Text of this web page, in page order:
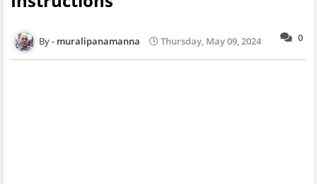
0
muralipanamanna Thursday, May 09, 2024